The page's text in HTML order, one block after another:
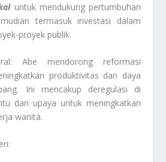
untuk mendukung pertumbuhan
termasuk investasi dalam
proyek publik.
Abe mendorong reformasi
produktivitas dan daya
Ini mencakup deregulasi di
dan upaya untuk meningkatkan
wanita.